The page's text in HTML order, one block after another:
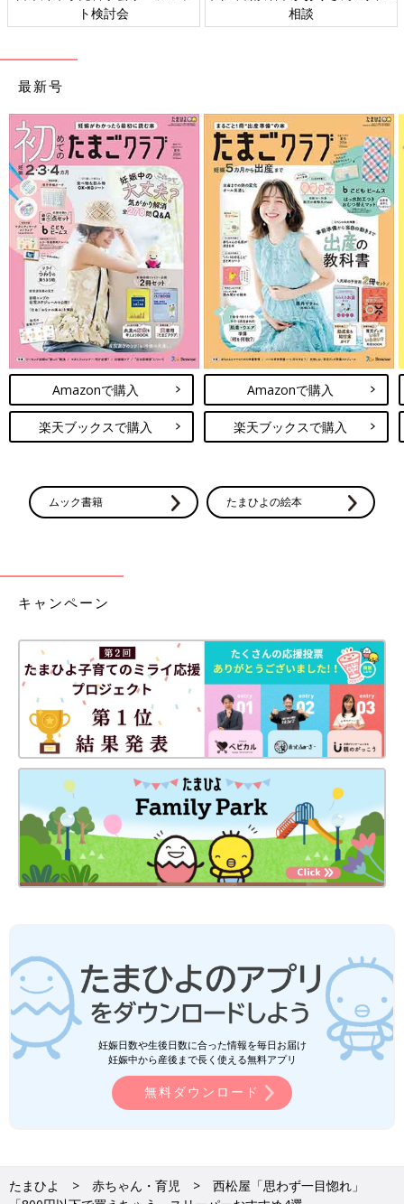
て、よりよい社会・環境となる
ことをめざしてさまざまな課題
ギーについて
最新号
Amazonで購入
楽天ブックスで購入
Amazonで購入
楽天ブックスで購入
ムック書籍 たまひよの絵本
キャンペーン
妊娠日数や生後日数に合った情報を毎日お届け
妊娠中から産後まで長く使える無料アプリ
無料ダウンロード
たまひよ 赤ちゃん・育児
西松屋「思わず一目惚れ」